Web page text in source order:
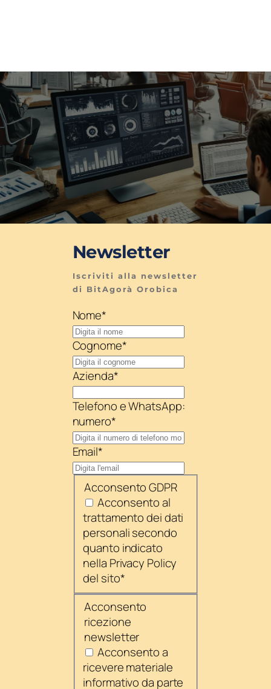
Newsletter
Iscriviti alla newsletter
di BitAgorà Orobica
Nome*
Cognome*
Azienda*
Telefono e WhatsApp:
numero*
Email*
Acconsento GDPR
Acconsento al
trattamento dei dati
personali secondo
quanto indicato
nella Privacy Policy
del sito*
Acconsento
ricezione
newsletter
Acconsento a
ricevere materiale
informativo da parte